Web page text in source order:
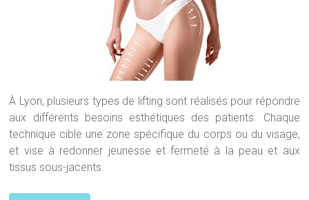
À Lyon, plusieurs types de lifting sont réalisés pour répondre
aux différents besoins esthétiques des patients. Chaque
technique cible une zone spécifique du corps ou du visage,
et vise à redonner jeunesse et fermeté à la peau et aux
tissus sous-jacents.